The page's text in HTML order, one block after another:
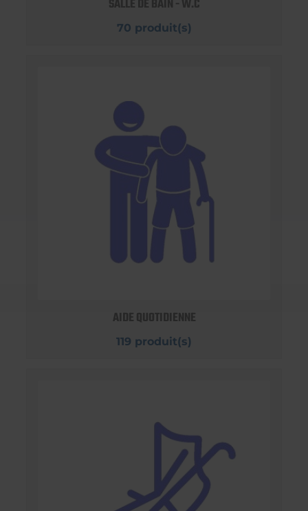
SALLE DE BAIN - W.C
70 produit(s)
AIDE QUOTIDIENNE
119 produit(s)